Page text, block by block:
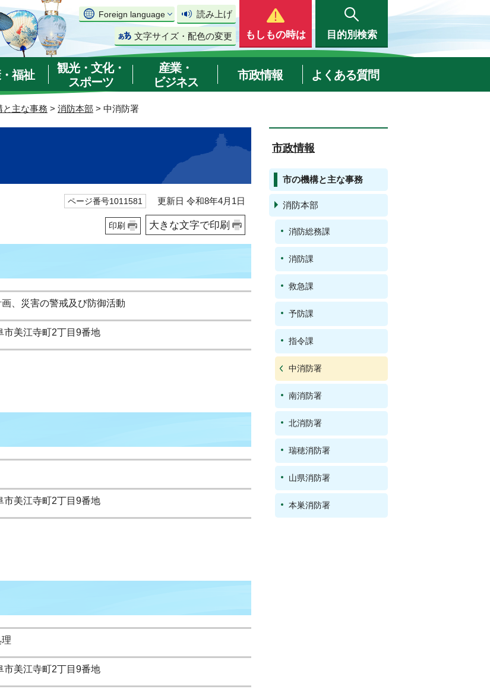
Foreign language 読み上げ
文字サイズ・配色の変更 もしもの時は 目的別検索
福祉
観光・文化・
スポーツ
産業・
ビジネス
市政情報 よくある質問
と主な事務 > 消防本部 > 中消防署
ページ番号1011581 更新日 令和8年4月1日
印刷 大きな文字で印刷
、災害の警戒及び防御活動
美江寺町2丁目9番地
美江寺町2丁目9番地
美江寺町2丁目9番地
市政情報
市の機構と主な事務
消防本部
消防総務課
消防課
救急課
予防課
指令課
中消防署
南消防署
北消防署
瑞穂消防署
山県消防署
本巣消防署